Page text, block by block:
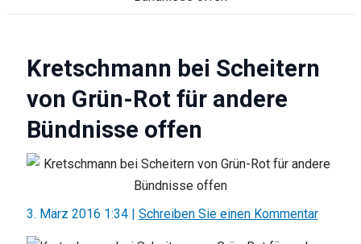
Kretschmann bei Scheitern
von Grün-Rot für andere
Bündnisse offen
3. März 2016 1:34 Schreiben Sie einen Kommentar